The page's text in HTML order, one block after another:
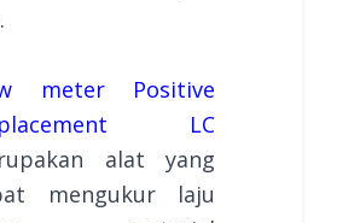
meter Positive
LC
alat yang
mengukur laju